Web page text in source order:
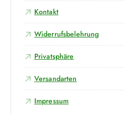
Kontakt
Widerrufsbelehrung
Privatsphäre
Versandarten
Impressum